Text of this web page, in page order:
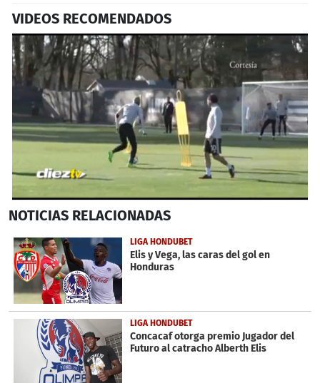
VIDEOS RECOMENDADOS
seconds
54
seconds
NOTICIAS RELACIONADAS
LIGA HONDUBET
Elis y Vega, las caras del gol en
Honduras
LIGA HONDUBET
Concacaf otorga premio Jugador del
Futuro al catracho Alberth Elis